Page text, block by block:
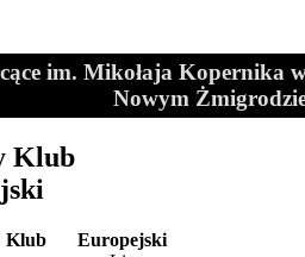
im. Mikołaja Kopernika
Nowym
Klub
Europejski